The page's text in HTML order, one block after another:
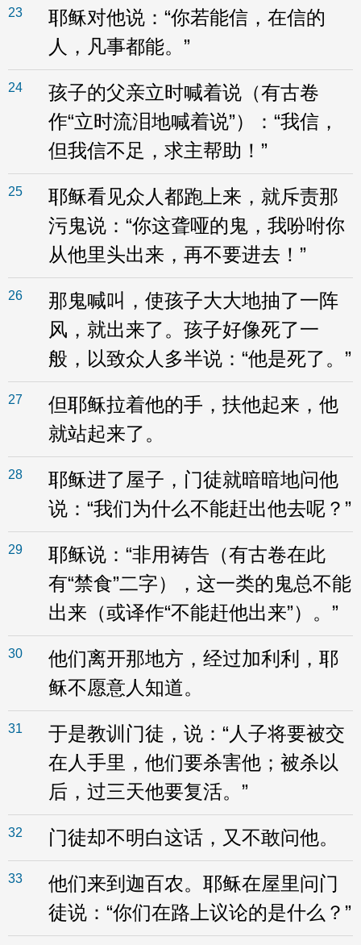
23
耶稣对他说：“你若能信，在信的
人，凡事都能。”
24
孩子的父亲立时喊着说（有古卷
作“立时流泪地喊着说”）：“我信，
但我信不足，求主帮助！”
25
耶稣看见众人都跑上来，就斥责那
污鬼说：“你这聋哑的鬼，我吩咐你
从他里头出来，再不要进去！”
26
那鬼喊叫，使孩子大大地抽了一阵
风，就出来了。孩子好像死了一
般，以致众人多半说：“他是死了。”
27
但耶稣拉着他的手，扶他起来，他
就站起来了。
28
耶稣进了屋子，门徒就暗暗地问他
说：“我们为什么不能赶出他去呢？”
29
耶稣说：“非用祷告（有古卷在此
有“禁食”二字），这一类的鬼总不能
出来（或译作“不能赶他出来”）。”
30
他们离开那地方，经过加利利，耶
稣不愿意人知道。
31
于是教训门徒，说：“人子将要被交
在人手里，他们要杀害他；被杀以
后，过三天他要复活。”
32 门徒却不明白这话，又不敢问他。
33
他们来到迦百农。耶稣在屋里问门
徒说：“你们在路上议论的是什么？”